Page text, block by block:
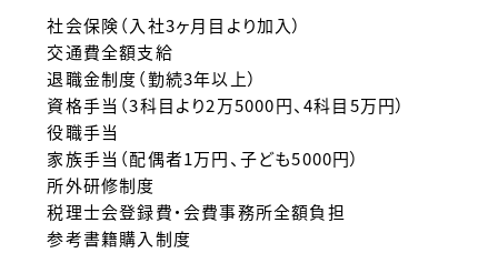
社会保険（入社3ヶ月目より加入）
交通費全額支給
退職金制度（勤続3年以上）
資格手当（3科目より2万5000円、4科目5万円）
役職手当
家族手当（配偶者1万円、子ども5000円）
所外研修制度
税理士会登録費・会費事務所全額負担
参考書籍購入制度